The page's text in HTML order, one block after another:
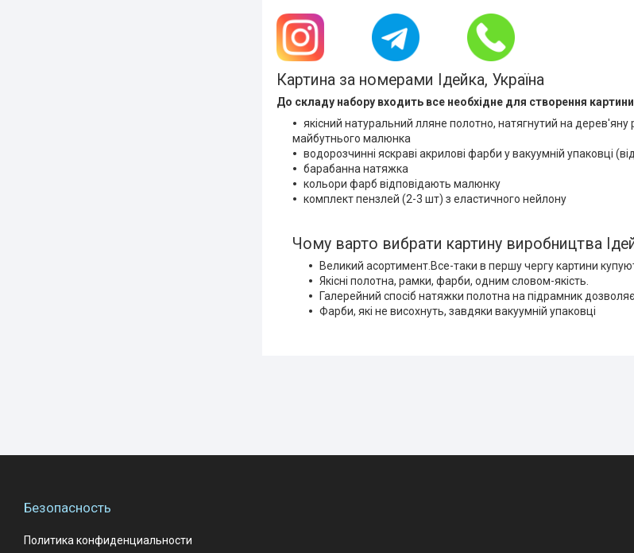
Картина за номерами Ідейка, Україна
До складу набору входить все необхідне для створення
якісний натуральний лляне полотно, натягнутий на
майбутнього малюнка
водорозчинні яскраві акрилові фарби у вакуумній упаковці
барабанна натяжка
кольори фарб відповідають малюнку
комплект пензлей (2-3 шт) з еластичного нейлону
Чому варто вибрати картину виробництва
Великий асортимент.Все-таки в першу чергу картини
Якісні полотна, рамки, фарби, одним словом-якість.
Галерейний спосіб натяжки полотна на підрамник
Фарби, які не висохнуть, завдяки вакуумній упаковці
Безопасность
Политика конфиденциальности